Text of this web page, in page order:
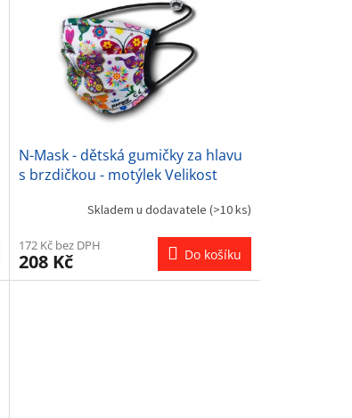
N-Mask - dětská gumičky za hlavu
s brzdičkou - motýlek Velikost
Skladem u dodavatele (>10 ks)
172 Kč bez DPH
208 Kč Do košíku